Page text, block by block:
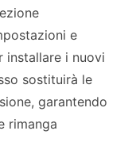
e
installare i nuovi
sostituirà le
garantendo
rimanga